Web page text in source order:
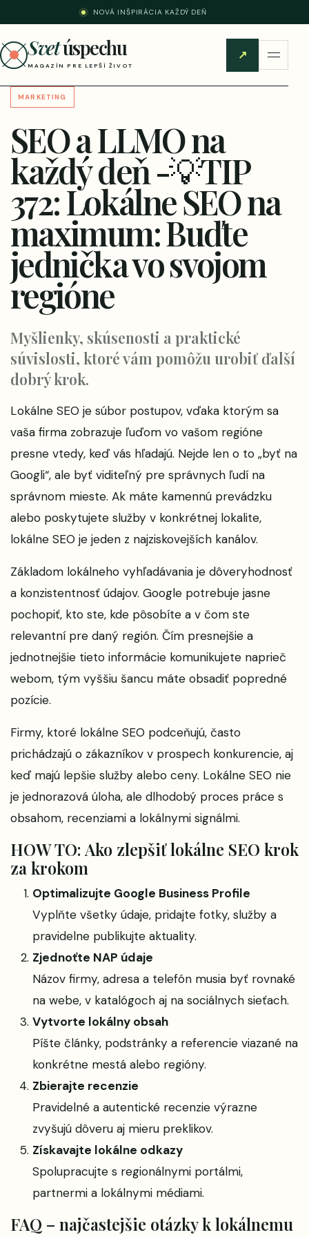
NOVÁ INŠPIRÁCIA KAŽDÝ DEŇ
Svetúspechu
MAGAZÍN PRE LEPŠÍ ŽIVOT
↗
MARKETING
SEO a LLMO na
každý deň -💡TIP
372: Lokálne SEO na
maximum: Buďte
jednička vo svojom
regióne
Myšlienky, skúsenosti a praktické
súvislosti, ktoré vám pomôžu urobiť ďalší
dobrý krok.
Lokálne SEO je súbor postupov, vďaka ktorým sa
vaša firma zobrazuje ľuďom vo vašom regióne
presne vtedy, keď vás hľadajú. Nejde len o to „byť na
Googli“, ale byť viditeľný pre správnych ľudí na
správnom mieste. Ak máte kamennú prevádzku
alebo poskytujete služby v konkrétnej lokalite,
lokálne SEO je jeden z najziskovejších kanálov.
Základom lokálneho vyhľadávania je dôveryhodnosť
a konzistentnosť údajov. Google potrebuje jasne
pochopiť, kto ste, kde pôsobíte a v čom ste
relevantní pre daný región. Čím presnejšie a
jednotnejšie tieto informácie komunikujete naprieč
webom, tým vyššiu šancu máte obsadiť popredné
pozície.
Firmy, ktoré lokálne SEO podceňujú, často
prichádzajú o zákazníkov v prospech konkurencie, aj
keď majú lepšie služby alebo ceny. Lokálne SEO nie
je jednorazová úloha, ale dlhodobý proces práce s
obsahom, recenziami a lokálnymi signálmi.
HOW TO: Ako zlepšiť lokálne SEO krok
za krokom
Optimalizujte Google Business Profile
Vyplňte všetky údaje, pridajte fotky, služby a
pravidelne publikujte aktuality.
Zjednoťte NAP údaje
Názov firmy, adresa a telefón musia byť rovnaké
na webe, v katalógoch aj na sociálnych sieťach.
Vytvorte lokálny obsah
Píšte články, podstránky a referencie viazané na
konkrétne mestá alebo regióny.
Zbierajte recenzie
Pravidelné a autentické recenzie výrazne
zvyšujú dôveru aj mieru preklikov.
Získavajte lokálne odkazy
Spolupracujte s regionálnymi portálmi,
partnermi a lokálnymi médiami.
FAQ – najčastejšie otázky k lokálnemu